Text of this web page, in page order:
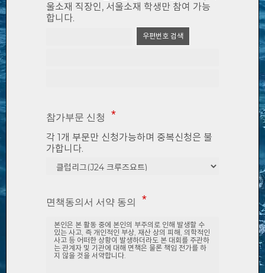
울소재 직장인, 서울소재 학생만 참여 가능
합니다.
우편번호 검색
참가부문 신청
각 1개 부문만 신청가능하며 중복신청은 불
가합니다.
면책동의서 서약 동의